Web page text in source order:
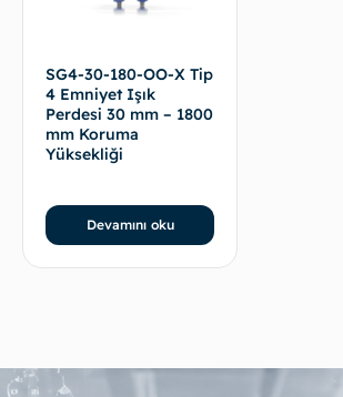
SG4-30-180-OO-X Tip
4 Emniyet Işık
Perdesi 30 mm – 1800
mm Koruma
Yüksekliği
Devamını oku